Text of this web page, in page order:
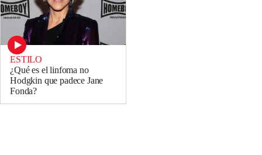
ESTILO
¿Qué es el linfoma no
Hodgkin que padece Jane
Fonda?